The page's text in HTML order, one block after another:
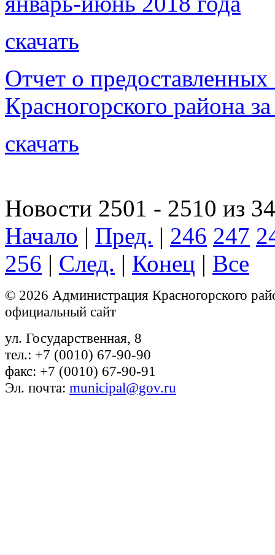
скачать
Отчет о
Красногорского района
скачать
Новости 2501 - 2510 из
Начало | Пред. | 246 247
256 | След. | Конец | Все
© 2026 Администрация Красногорского
официальный сайт
ул. Государственная, 8
тел.: +7 (0010) 67-90-90
факс: +7 (0010) 67-90-91
Эл. почта: municipal@gov.ru